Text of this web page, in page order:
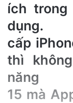
m
i
ích
dụng.
cấp
thì
năng
15 mà